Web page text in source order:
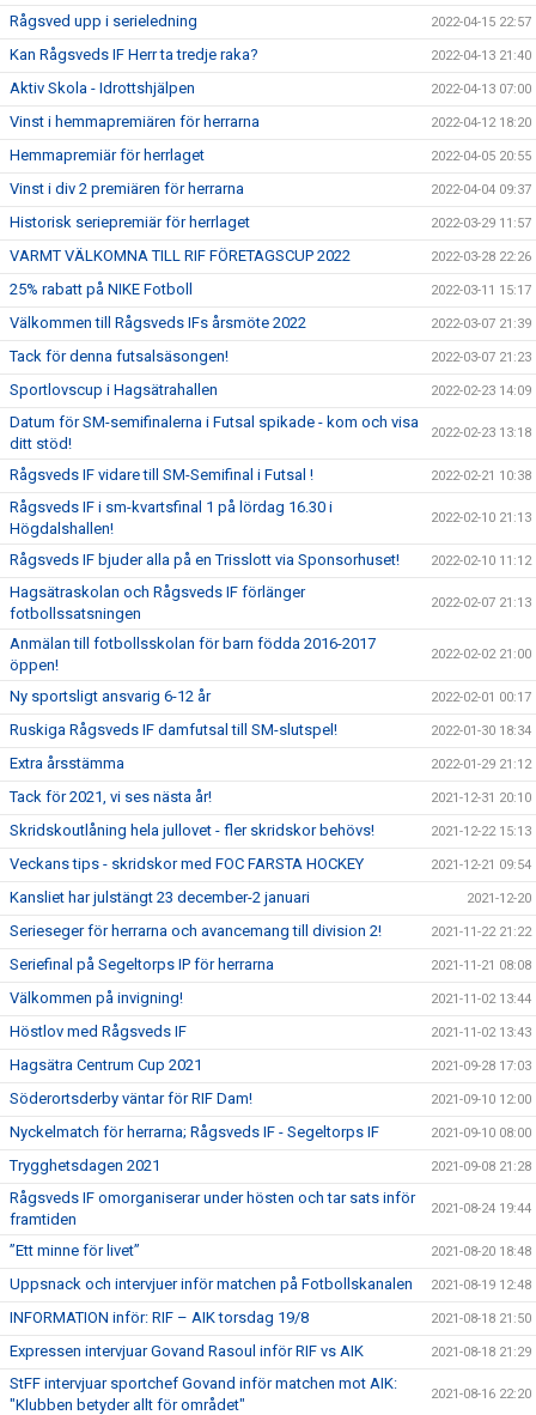
Rågsved upp i serieledning 2022-04-15 22:57
Kan Rågsveds IF Herr ta tredje raka? 2022-04-13 21:40
Aktiv Skola - Idrottshjälpen 2022-04-13 07:00
Vinst i hemmapremiären för herrarna 2022-04-12 18:20
Hemmapremiär för herrlaget 2022-04-05 20:55
Vinst i div 2 premiären för herrarna 2022-04-04 09:37
Historisk seriepremiär för herrlaget 2022-03-29 11:57
VARMT VÄLKOMNA TILL RIF FÖRETAGSCUP 2022 2022-03-28 22:26
25% rabatt på NIKE Fotboll 2022-03-11 15:17
Välkommen till Rågsveds IFs årsmöte 2022 2022-03-07 21:39
Tack för denna futsalsäsongen! 2022-03-07 21:23
Sportlovscup i Hagsätrahallen 2022-02-23 14:09
Datum för SM-semifinalerna i Futsal spikade - kom och visa
ditt stöd!
2022-02-23 13:18
Rågsveds IF vidare till SM-Semifinal i Futsal ! 2022-02-21 10:38
Rågsveds IF i sm-kvartsfinal 1 på lördag 16.30 i
Högdalshallen!
2022-02-10 21:13
Rågsveds IF bjuder alla på en Trisslott via Sponsorhuset! 2022-02-10 11:12
Hagsätraskolan och Rågsveds IF förlänger
fotbollssatsningen
2022-02-07 21:13
Anmälan till fotbollsskolan för barn födda 2016-2017
öppen!
2022-02-02 21:00
Ny sportsligt ansvarig 6-12 år 2022-02-01 00:17
Ruskiga Rågsveds IF damfutsal till SM-slutspel! 2022-01-30 18:34
Extra årsstämma 2022-01-29 21:12
Tack för 2021, vi ses nästa år! 2021-12-31 20:10
Skridskoutlåning hela jullovet - fler skridskor behövs! 2021-12-22 15:13
Veckans tips - skridskor med FOC FARSTA HOCKEY 2021-12-21 09:54
Kansliet har julstängt 23 december-2 januari 2021-12-20
Serieseger för herrarna och avancemang till division 2! 2021-11-22 21:22
Seriefinal på Segeltorps IP för herrarna 2021-11-21 08:08
Välkommen på invigning! 2021-11-02 13:44
Höstlov med Rågsveds IF 2021-11-02 13:43
Hagsätra Centrum Cup 2021 2021-09-28 17:03
Söderortsderby väntar för RIF Dam! 2021-09-10 12:00
Nyckelmatch för herrarna; Rågsveds IF - Segeltorps IF 2021-09-10 08:00
Trygghetsdagen 2021 2021-09-08 21:28
Rågsveds IF omorganiserar under hösten och tar sats inför
framtiden
2021-08-24 19:44
”Ett minne för livet” 2021-08-20 18:48
Uppsnack och intervjuer inför matchen på Fotbollskanalen 2021-08-19 12:48
INFORMATION inför: RIF – AIK torsdag 19/8 2021-08-18 21:50
Expressen intervjuar Govand Rasoul inför RIF vs AIK 2021-08-18 21:29
StFF intervjuar sportchef Govand inför matchen mot AIK:
"Klubben betyder allt för området"
2021-08-16 22:20